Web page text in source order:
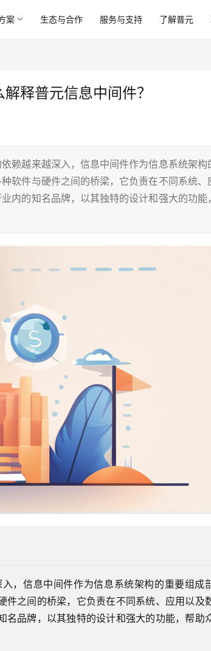
案 生态与合作 服务与支持 了解普元
释普元信息中间件？
赖越来越深入，信息中间件作为信息系统架构
软件与硬件之间的桥梁，它负责在不同系统、
内的知名品牌，以其独特的设计和强大的功能
，信息中间件作为信息系统架构的重要组成
件之间的桥梁，它负责在不同系统、应用以及
名品牌，以其独特的设计和强大的功能，帮助